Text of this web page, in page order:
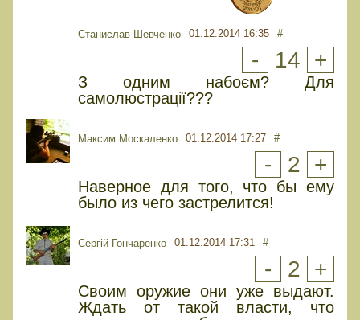
Cтанислав Шевченко 01.12.2014 16:35 #
- 14 +
З одним набоєм? Для
самолюстрації???
Максим Москаленко 01.12.2014 17:27 #
- 2 +
Наверное для того, что бы ему
было из чего застрелится!
Сергій Гончаренко 01.12.2014 17:31 #
- 2 +
Своим оружие они уже выдают.
Ждать от такой власти, что